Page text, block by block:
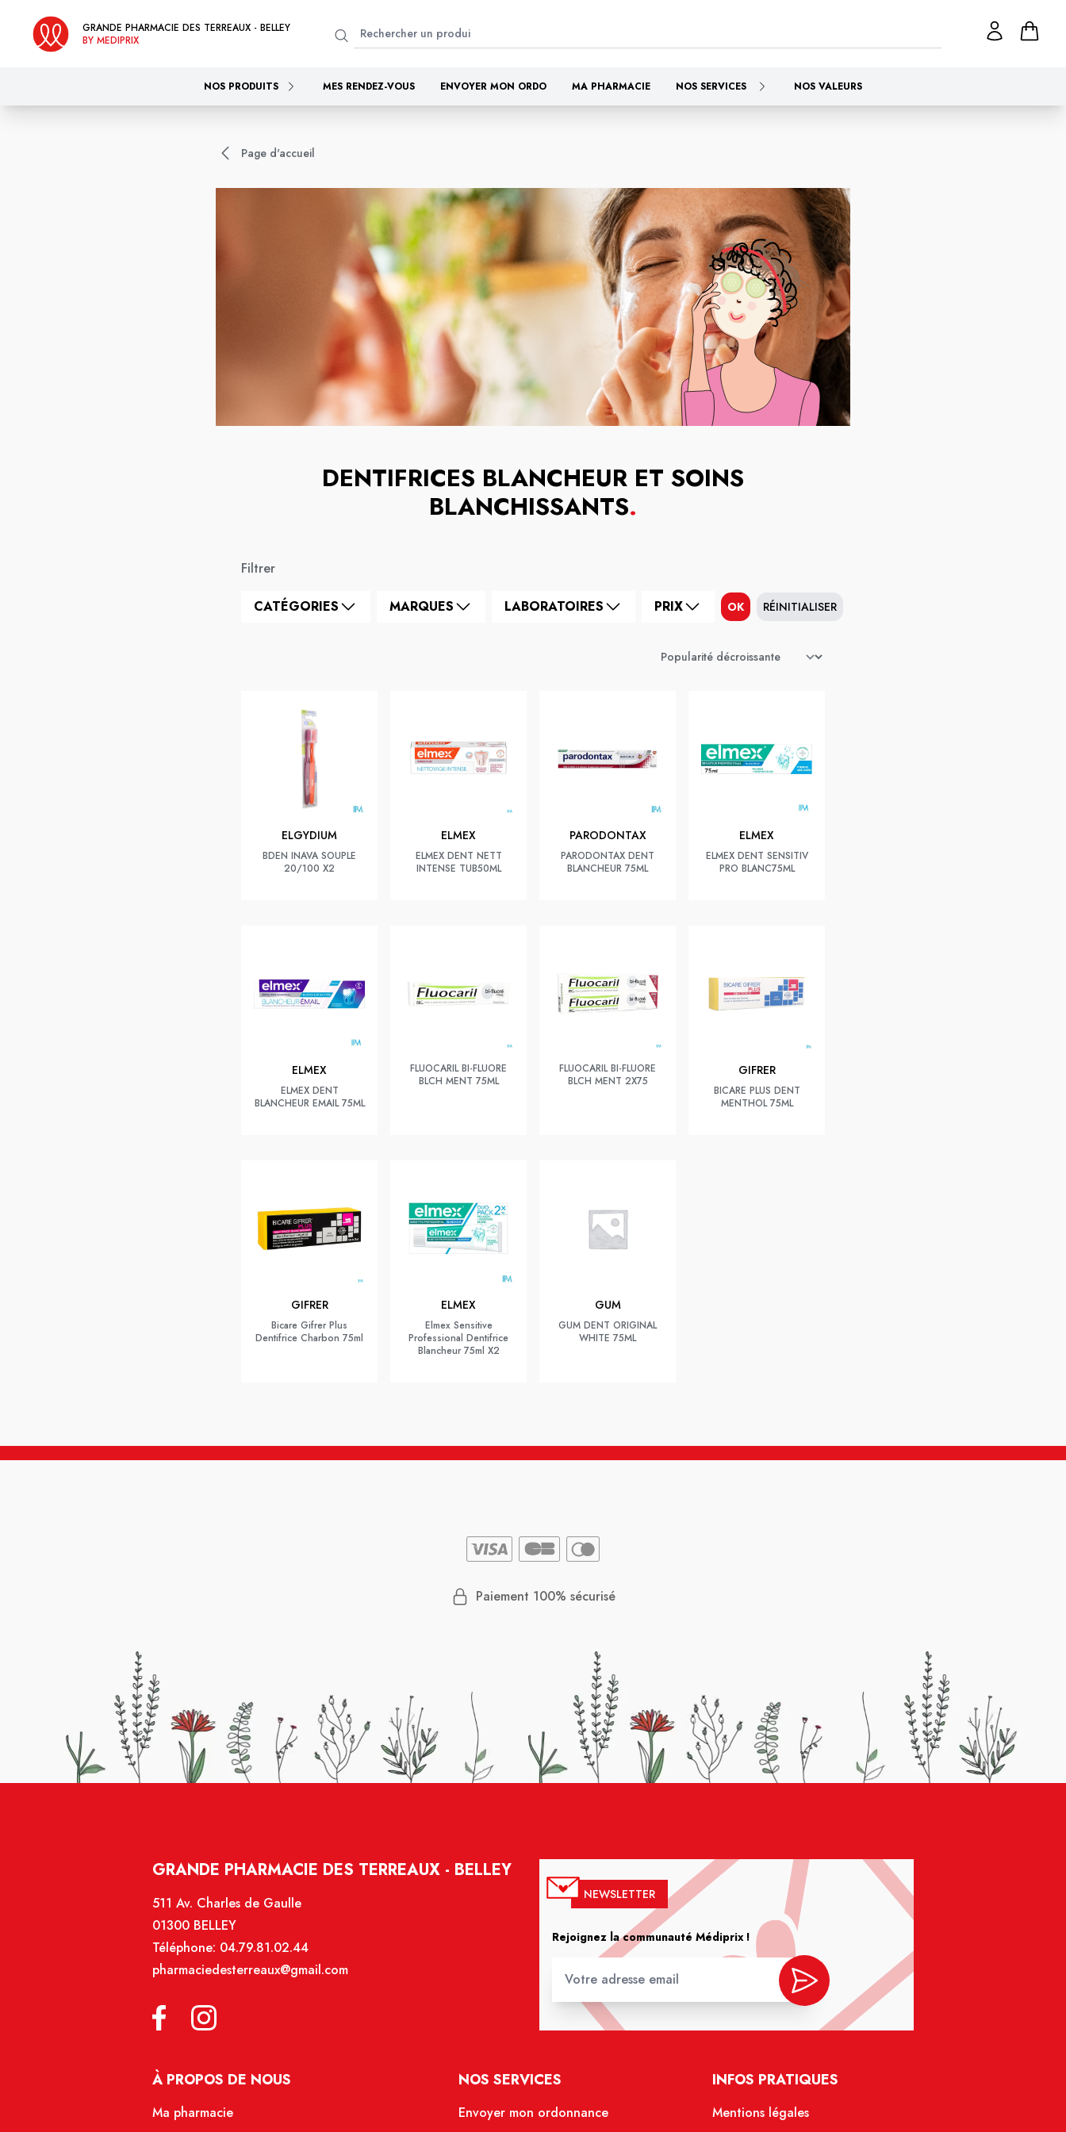
GRANDE PHARMACIE DES TERREAUX - BELLEY
BY MEDIPRIX
NOS PRODUITS MES RENDEZ-VOUS ENVOYER MON ORDO MA PHARMACIE NOS SERVICES NOS VALEURS
Page d'accueil
DENTIFRICES BLANCHEUR ET SOINS
BLANCHISSANTS.
Filtrer
CATÉGORIES MARQUES LABORATOIRES PRIX OK RÉINITIALISER
ELGYDIUM
BDEN INAVA SOUPLE
20/100 X2
ELMEX
ELMEX DENT NETT
INTENSE TUB50ML
PARODONTAX
PARODONTAX DENT
BLANCHEUR 75ML
ELMEX
ELMEX DENT SENSITIV
PRO BLANC75ML
ELMEX
ELMEX DENT
BLANCHEUR EMAIL 75ML
FLUOCARIL BI-FLUORE
BLCH MENT 75ML
FLUOCARIL BI-FLUORE
BLCH MENT 2X75
GIFRER
BICARE PLUS DENT
MENTHOL 75ML
GIFRER
Bicare Gifrer Plus
Dentifrice Charbon 75ml
ELMEX
Elmex Sensitive
Professional Dentifrice
Blancheur 75ml X2
GUM
GUM DENT ORIGINAL
WHITE 75ML
Paiement 100% sécurisé
GRANDE PHARMACIE DES TERREAUX - BELLEY
511 Av. Charles de Gaulle
01300 BELLEY
Téléphone: 04.79.81.02.44
pharmaciedesterreaux@gmail.com
NEWSLETTER
Rejoignez la communauté Médiprix !
À PROPOS DE NOUS
Ma pharmacie
NOS SERVICES
Envoyer mon ordonnance
INFOS PRATIQUES
Mentions légales